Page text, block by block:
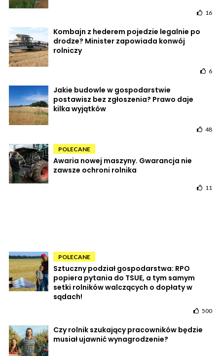
16
Kombajn z hederem pojedzie legalnie po
drodze? Minister zapowiada konwój
rolniczy
6
Jakie budowle w gospodarstwie
postawisz bez zgłoszenia? Prawo daje
kilka wyjątków
48
POLECANE
Awaria nowej maszyny. Gwarancja nie
zawsze ochroni rolnika
11
POLECANE
Sztuczny podział gospodarstwa: RPO
popiera pytania do TSUE, a tym samym
setki rolników walczących o dopłaty w
sądach!
500
Czy rolnik szukający pracowników będzie
musiał ujawnić wynagrodzenie?